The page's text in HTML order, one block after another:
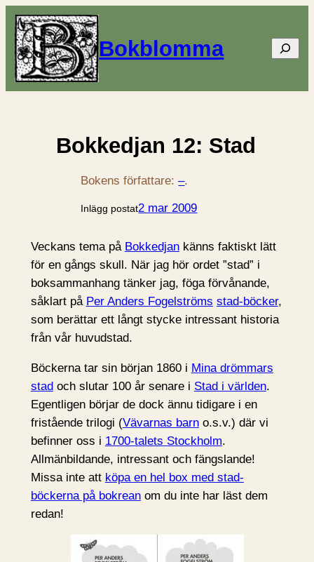
Bokblomma Sök
Bokkedjan 12: Stad
Bokens författare:–.
Inlägg postat2 mar 2009
Veckans tema på Bokkedjankänns faktiskt lätt
för en gångs skull. När jag hör ordet ”stad” i
boksammanhang tänker jag, föga förvånande,
såklart på Per Anders Fogelströms stad-böcker,
som berättar ett långt stycke intressant historia
från vår huvudstad.
Böckerna tar sin början 1860 i Mina drömmars
stadoch slutar 100 år senare i Stad i världen.
Egentligen börjar de dock ännu tidigare i en
fristående trilogi (Vävarnas barno.s.v.) där vi
befinner oss i 1700-talets Stockholm.
Allmänbildande, intressant och fängslande!
Missa inte att köpa en hel box med stad-
böckerna på bokreanom du inte har läst dem
redan!